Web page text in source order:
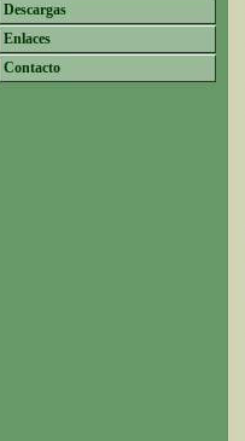
Descargas
Enlaces
Contacto